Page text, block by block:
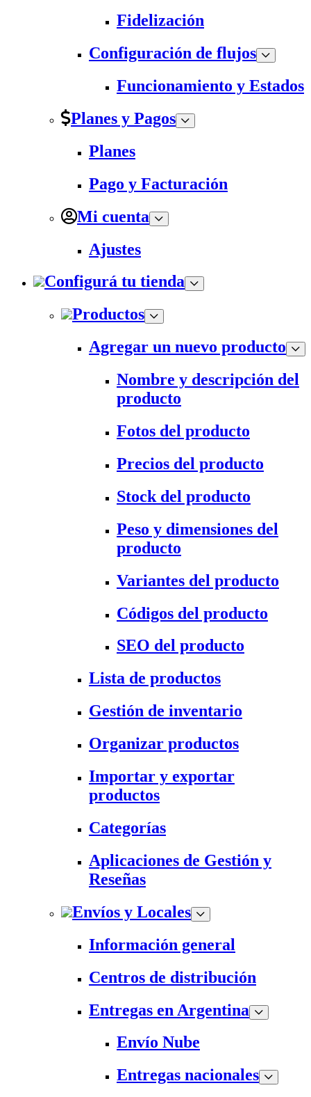
Fidelización
Configuración de flujos
Funcionamiento y Estados
Planes y Pagos
Planes
Pago y Facturación
Mi cuenta
Ajustes
Configurá tu tienda
Productos
Agregar un nuevo producto
Nombre y descripción del
producto
Fotos del producto
Precios del producto
Stock del producto
Peso y dimensiones del
producto
Variantes del producto
Códigos del producto
SEO del producto
Lista de productos
Gestión de inventario
Organizar productos
Importar y exportar
productos
Categorías
Aplicaciones de Gestión y
Reseñas
Envíos y Locales
Información general
Centros de distribución
Entregas en Argentina
Envío Nube
Entregas nacionales